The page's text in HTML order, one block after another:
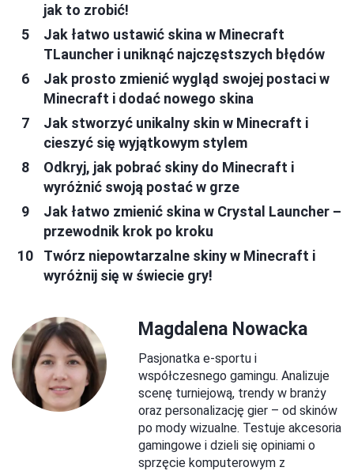
jak to zrobić!
Jak łatwo ustawić skina w Minecraft
TLauncher i uniknąć najczęstszych błędów
Jak prosto zmienić wygląd swojej postaci w
Minecraft i dodać nowego skina
Jak stworzyć unikalny skin w Minecraft i
cieszyć się wyjątkowym stylem
Odkryj, jak pobrać skiny do Minecraft i
wyróżnić swoją postać w grze
Jak łatwo zmienić skina w Crystal Launcher –
przewodnik krok po kroku
Twórz niepowtarzalne skiny w Minecraft i
wyróżnij się w świecie gry!
Magdalena Nowacka
Pasjonatka e-sportu i
współczesnego gamingu. Analizuje
scenę turniejową, trendy w branży
oraz personalizację gier – od skinów
po mody wizualne. Testuje akcesoria
gamingowe i dzieli się opiniami o
sprzęcie komputerowym z